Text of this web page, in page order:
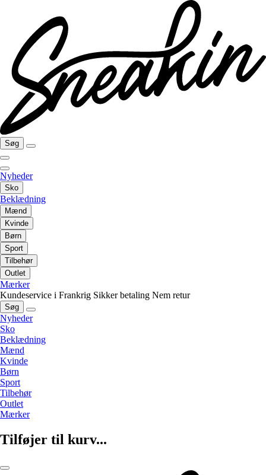
Søg
Nyheder
Sko
Beklædning
Mænd
Kvinde
Børn
Sport
Tilbehør
Outlet
Mærker
Kundeservice i Frankrig Sikker betaling Nem retur
Søg
Nyheder
Sko
Beklædning
Mænd
Kvinde
Børn
Sport
Tilbehør
Outlet
Mærker
Tilføjer til kurv...